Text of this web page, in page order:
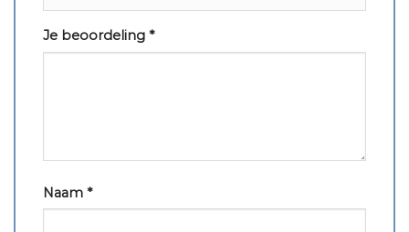
Je beoordeling *
Naam *